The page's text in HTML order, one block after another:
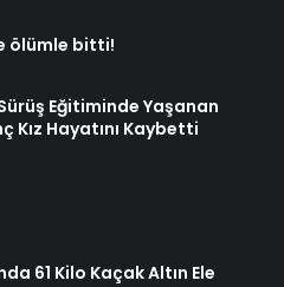
ölümle bitti!
Eğitiminde Yaşanan
Kız Hayatını Kaybetti
61 Kilo Kaçak Altın Ele